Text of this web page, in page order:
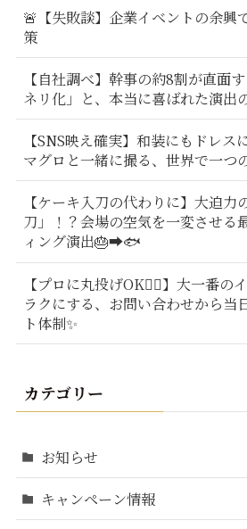
🚨【失敗談】企業イベントの余興
策
【自社調べ】幹事の約8割が直面
ネリ化」と、本当に喜ばれた演出
【SNS映え確実】和装にもドレス
マグロと一緒に撮る、世界で一つ
【ケーキ入刀の代わりに】大迫力
刀」！？会場の空気を一変させる
ィング演出🎂➡️🐟
【プロに丸投げOK🙆‍♂️】大一番の
ラクにする、お問い合わせから当
ト体制✨
カテゴリー
お知らせ
キャンペーン情報